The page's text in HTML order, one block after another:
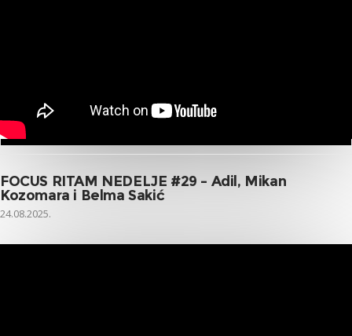
FOCUS RITAM NEDELJE #29 – Adil, Mikan
Kozomara i Belma Sakić
24.08.2025.